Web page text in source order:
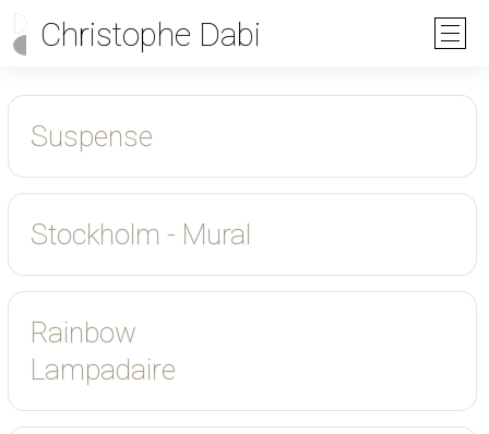
Christophe Dabi
Suspense
Stockholm - Mural
Rainbow
Lampadaire